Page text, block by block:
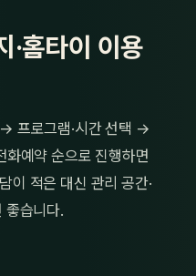
·홈타이 이용
프로그램·시간 선택 →
예약 순으로 진행하면
이 적은 대신 관리 공간·
좋습니다.